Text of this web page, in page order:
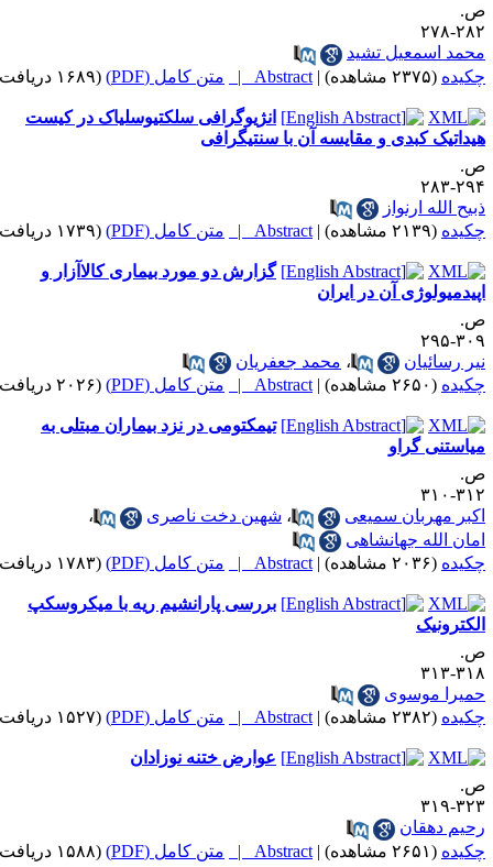
۲۷۸
اسمعیل تشید
(۲۳۷۵ مشاهده) |
Abstract | متن کامل (PDF) (۱۶۸۹ دریافت)
انژیوگرافی سلکتیوسلیاک در کیست
کبدی و مقایسه آن با سنتیگرافی
۲۸۳
الله ارنواز
(۲۱۳۹ مشاهده) |
Abstract | متن کامل (PDF) (۱۷۳۹ دریافت)
گزارش دو مورد بیماری کالاآزار و
آن در ایران
۲۹۵
رسائیان
،محمد جعفریان
(۲۶۵۰ مشاهده) |
Abstract | متن کامل (PDF) (۲۰۲۶ دریافت)
تیمکتومی در نزد بیماران مبتلی به
گراو
۳۱۰
مهربان سمیعی
،شهین دخت ناصری
،
الله جهانشاهی
(۲۰۳۶ مشاهده) |
Abstract | متن کامل (PDF) (۱۷۸۳ دریافت)
بررسی پارانشیم ریه با میکروسکپ
۳۱۳
موسوی
(۲۳۸۲ مشاهده) |
Abstract | متن کامل (PDF) (۱۵۲۷ دریافت)
عوارض ختنه نوزادان
۳۱۹
دهقان
(۲۶۵۱ مشاهده) |
Abstract | متن کامل (PDF) (۱۵۸۸ دریافت)